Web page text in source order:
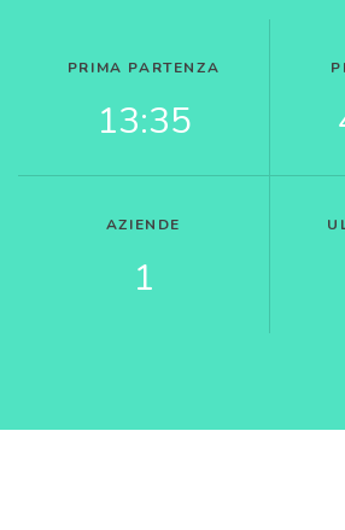
PRIMA PARTENZA
13:35
AZIENDE
1